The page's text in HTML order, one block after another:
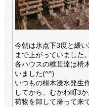
今朝は氷点下3度と緩
まで上がっていました。
各ハウスの椎茸達は榾
いました(^^)
いつもの榾木浸水発生
してから、むかわ町3
荷物を卸して帰って来